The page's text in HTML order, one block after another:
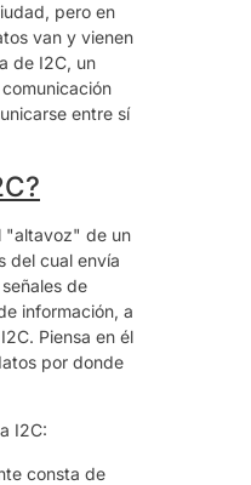
pero en
van y vienen
de I2C, un
entre sí
"altavoz" de un
del cual envía
de
información, a
Piensa en él
por donde
I2C:
consta de